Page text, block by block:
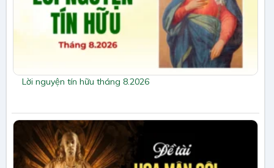
Lời nguyện tín hữu tháng 8.2026